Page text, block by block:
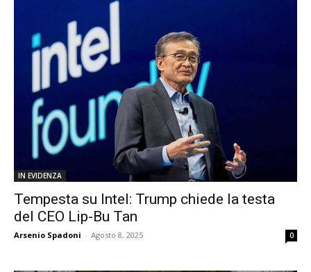
IN EVIDENZA
Tempesta su Intel: Trump chiede la testa
del CEO Lip-Bu Tan
Arsenio Spadoni - Agosto 8, 2025 0